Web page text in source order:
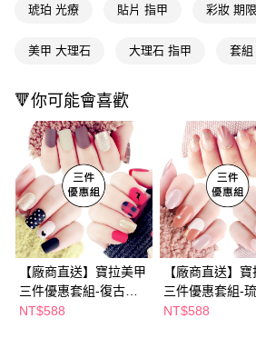
【注意事項】
權轉讓予恩沛科技股份有限公司。
https://aftee.tw/terms/#terms3
３．未成年的使用者請事先徵得法定代理人或監
「AFTEE先享後付」，若未經同意申辦者引起
任。
４．使用「AFTEE先享後付」時，將依據個別
時審查核予不同之上限額度；若仍有額度不足之
請求用戶進行身份認證。
５．嚴禁一人註冊多個帳號或使用他人資訊註冊
恩沛科技股份有限公司將有權停止該用戶之使用
琥珀 光療 貼片 指甲 彩妝 期限
美甲 大理石 大理石 指甲 套組
🔻你可能會喜歡
【廠商直送】寶拉美甲
三件優惠套組-復古格
紋+愛心波點+英侖呢格
NT$588
【廠商直送】
三件優惠套組-琉
殼+焦糖瑪其朵+
NT$588